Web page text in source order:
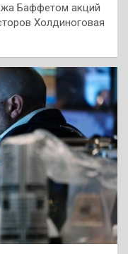
Баффетом акций
Холдиноговая